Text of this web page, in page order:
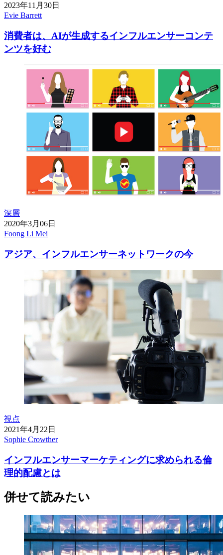
2023年11月30日
Evie Barrett
消費者は、AIが生成するインフルエンサーコンテ
ンツを好む
深層
2020年3月06日
Foong Li Mei
アジア、インフルエンサーネットワークの今
視点
2021年4月22日
Sophie Crowther
インフルエンサーマーケティングに求められる倫
理的配慮とは
併せて読みたい